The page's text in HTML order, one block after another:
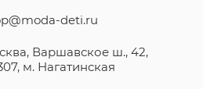
deti.ru
Варшавское ш., 42,
м. Нагатинская